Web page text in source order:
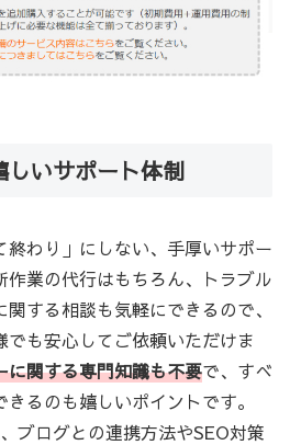
しいサポート体制
終わり」にしない、手厚いサポー
作業の代行はもちろん、トラブル
する相談も気軽にできるので、
も安心してご依頼いただけま
に関する専門知識も不要で、すべ
るのも嬉しいポイントです。
ブログとの連携方法やSEO対策